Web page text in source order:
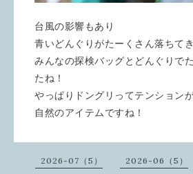
台風の影響もあり
青いどんぐりがたーくさん落ちて
みんなの探検バッグとどんぐりで
たね！
やっぱりドングリってテンション
自然のアイテムですね！
2026-07（5） 2026-06（5）